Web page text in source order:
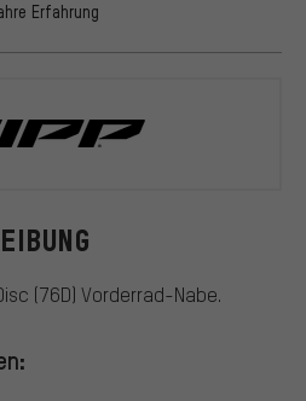
(76D) Vorderrad-Nabe.
Erfahrung